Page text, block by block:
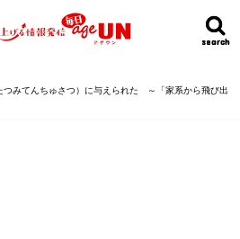
search
search
明日の運勢ランキング 今週の運勢
つみてんちゅさつ）に与えられた ～「家系から飛び出